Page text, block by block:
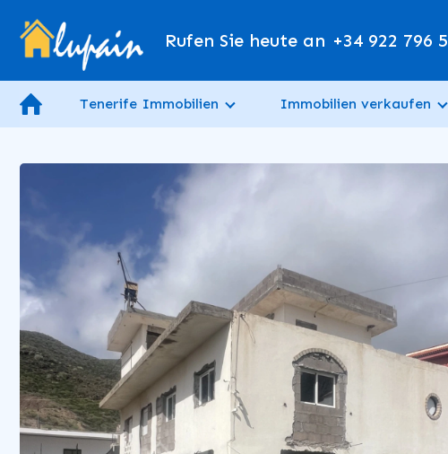
Rufen Sie heute an +34 922 796
Tenerife Immobilien Immobilien verkaufen